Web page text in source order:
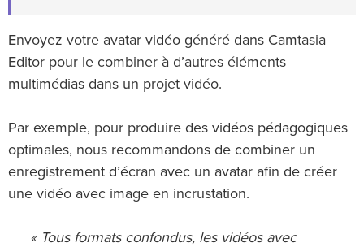
Envoyez votre avatar vidéo généré dans Camtasia
Editor pour le combiner à d’autres éléments
multimédias dans un projet vidéo.
Par exemple, pour produire des vidéos pédagogiques
optimales, nous recommandons de combiner un
enregistrement d’écran avec un avatar afin de créer
une vidéo avec image en incrustation.
« Tous formats confondus, les vidéos avec